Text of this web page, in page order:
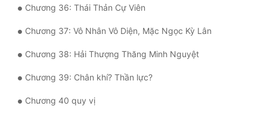
Đô Thị
Đông Phương
Đông Phương Huyền Huyễn
Chương 36: Thái Thản Cự Viên
Chương 37: Vô Nhân Vô Diện, Mặc Ngọc Kỳ Lân
Chương 38: Hải Thượng Thăng Minh Nguyệt
Chương 39: Chân khí? Thần lực?
Chương 40 quy vị